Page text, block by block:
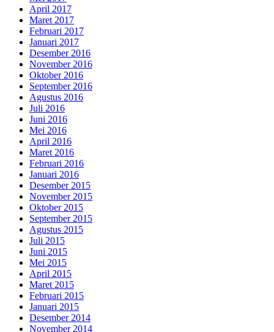
April 2017
Maret 2017
Februari 2017
Januari 2017
Desember 2016
November 2016
Oktober 2016
September 2016
Agustus 2016
Juli 2016
Juni 2016
Mei 2016
April 2016
Maret 2016
Februari 2016
Januari 2016
Desember 2015
November 2015
Oktober 2015
September 2015
Agustus 2015
Juli 2015
Juni 2015
Mei 2015
April 2015
Maret 2015
Februari 2015
Januari 2015
Desember 2014
November 2014